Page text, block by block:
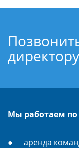
директору
Мы работаем по
аренда